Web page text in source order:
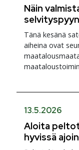
Näin
Tänä kesänä
aiheina ovat
13.5.2026
Aloita
hyvissä ajoin